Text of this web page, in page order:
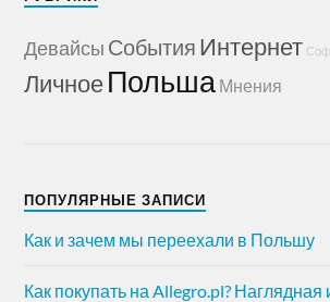
Девайсы События Интернет
ЛичноеПольша Мнения
ПОПУЛЯРНЫЕ ЗАПИСИ
Как и зачем мы переехали в Польшу
Как покупать на Allegro.pl? Наглядная